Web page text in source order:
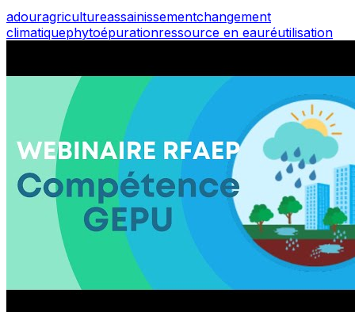
adouragricultureassainissementchangement
climatiquephytoépurationressource en eauréutilisation